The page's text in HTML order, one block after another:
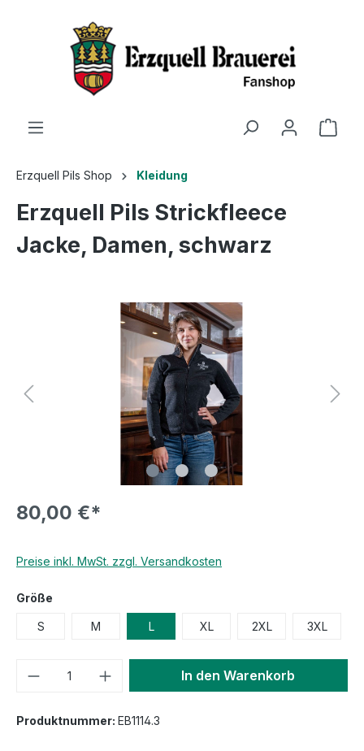
Erzquell Pils Shop Kleidung
Erzquell Pils Strickfleece
Jacke, Damen, schwarz
80,00 €*
Preise inkl. MwSt. zzgl. Versandkosten
Größe
S M L XL 2XL 3XL
In den Warenkorb
Produktnummer: EB1114.3